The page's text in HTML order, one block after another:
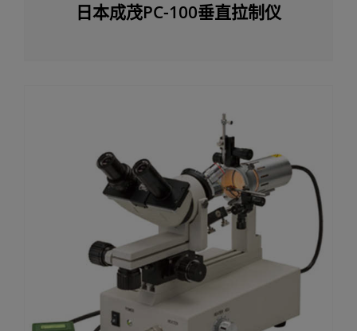
日本成茂PC-100垂直拉制仪